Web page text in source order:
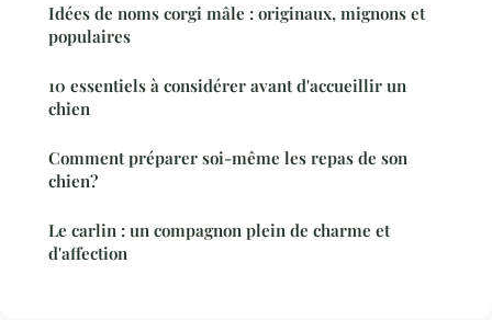
Idées de noms corgi mâle : originaux, mignons et
populaires
10 essentiels à considérer avant d'accueillir un
chien
Comment préparer soi-même les repas de son
chien?
Le carlin : un compagnon plein de charme et
d'affection